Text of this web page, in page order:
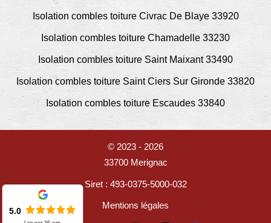
Isolation combles toiture Civrac De Blaye 33920
Isolation combles toiture Chamadelle 33230
Isolation combles toiture Saint Maixant 33490
Isolation combles toiture Saint Ciers Sur Gironde 33820
Isolation combles toiture Escaudes 33840
© 2023 - 2026
33700 Merignac
Siret : 493-0375-5000-032
Mentions légales
5.0